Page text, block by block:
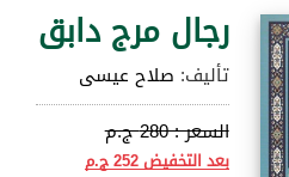
رجال مرج دابق
تأليف: صلاح عيسى
السعر :280 ج.م
بعد التخفيض252 ج.م